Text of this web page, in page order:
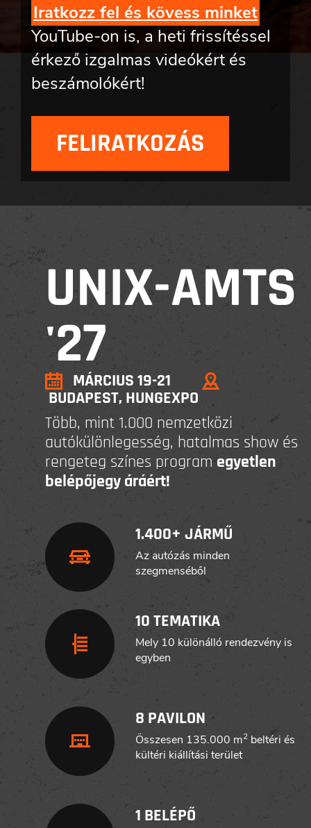
Iratkozz fel és kövess minket
YouTube-on is, a heti frissítéssel
érkező izgalmas videókért és
beszámolókért!
FELIRATKOZÁS
UNIX-AMTS
'27
MÁRCIUS 19-21
BUDAPEST, HUNGEXPO
Több, mint 1.000 nemzetközi
autókülönlegesség, hatalmas show és
rengeteg színes program egyetlen
belépőjegy áráért!
1.400+ JÁRMŰ
Az autózás minden
szegmenséből
10 TEMATIKA
Mely 10 különálló rendezvény is
egyben
8 PAVILON
Összesen 135.000 m2 beltéri és
kültéri kiállítási terület
1 BELÉPŐ